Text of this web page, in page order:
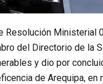
Resolución
del Directorio de la
y dio por
de Arequipa,